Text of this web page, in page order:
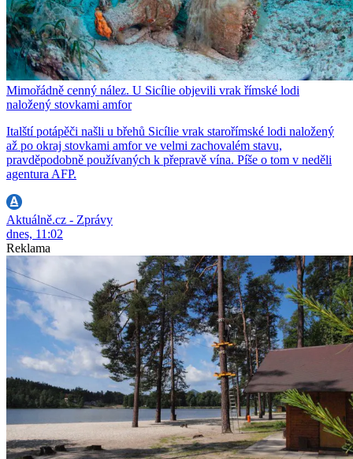
Mimořádně cenný nález. U Sicílie objevili vrak římské lodi
naložený stovkami amfor
Italští potápěči našli u břehů Sicílie vrak starořímské lodi naložený
až po okraj stovkami amfor ve velmi zachovalém stavu,
pravděpodobně používaných k přepravě vína. Píše o tom v neděli
agentura AFP.
Aktuálně.cz - Zprávy
dnes, 11:02
Reklama